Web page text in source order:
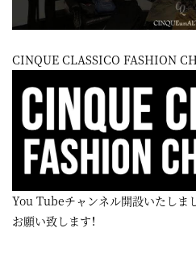
CINQUE CLASSICO FASHION
You Tubeチャンネル開設いたしま
お願い致します！